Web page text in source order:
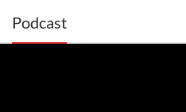
Podcast